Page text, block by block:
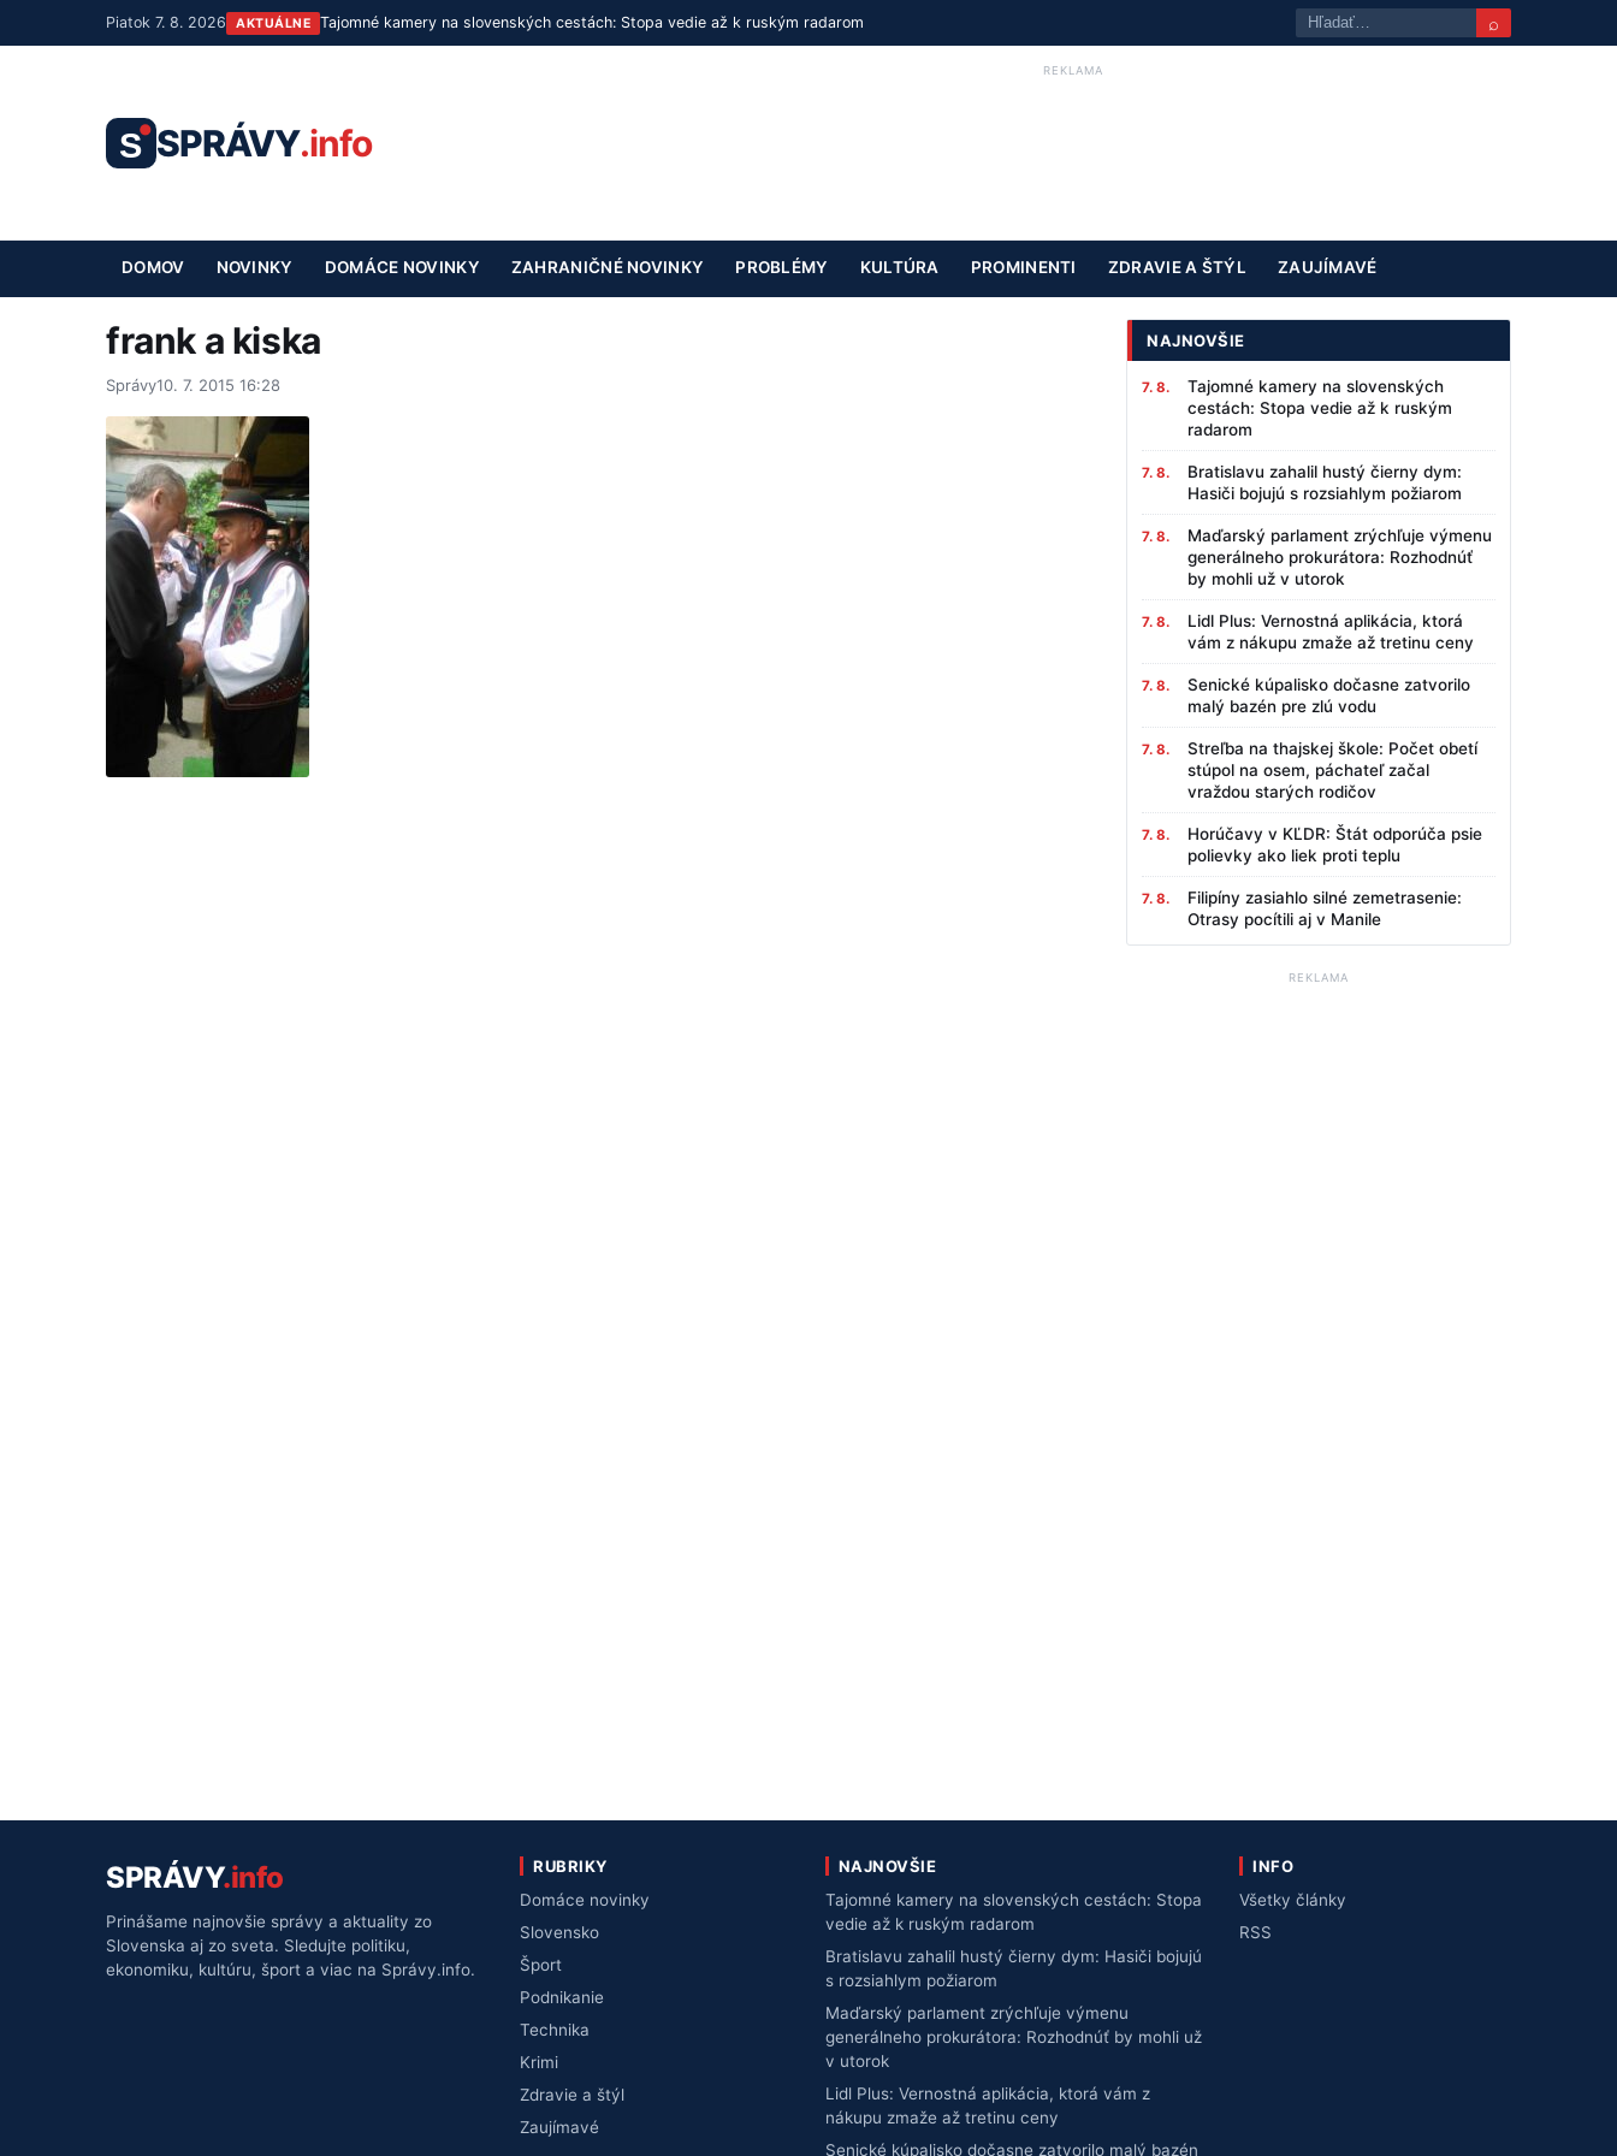
Piatok 7. 8. 2026 AKTUÁLNE Tajomné kamery na slovenských cestách: Stopa vedie až k ruským radarom ⌕
S SPRÁVY.info
REKLAMA
DOMOV NOVINKY DOMÁCE NOVINKY ZAHRANIČNÉ NOVINKY PROBLÉMY KULTÚRA PROMINENTI ZDRAVIE A ŠTÝL ZAUJÍMAVÉ
frank a kiska
Správy10. 7. 2015 16:28
NAJNOVŠIE
7. 8.
Tajomné kamery na slovenských
cestách: Stopa vedie až k ruským
radarom
7. 8.
Bratislavu zahalil hustý čierny dym:
Hasiči bojujú s rozsiahlym požiarom
7. 8.
Maďarský parlament zrýchľuje výmenu
generálneho prokurátora: Rozhodnúť
by mohli už v utorok
7. 8.
Lidl Plus: Vernostná aplikácia, ktorá
vám z nákupu zmaže až tretinu ceny
7. 8.
Senické kúpalisko dočasne zatvorilo
malý bazén pre zlú vodu
7. 8.
Streľba na thajskej škole: Počet obetí
stúpol na osem, páchateľ začal
vraždou starých rodičov
7. 8.
Horúčavy v KĽDR: Štát odporúča psie
polievky ako liek proti teplu
7. 8.
Filipíny zasiahlo silné zemetrasenie:
Otrasy pocítili aj v Manile
REKLAMA
SPRÁVY.info
Prinášame najnovšie správy a aktuality zo
Slovenska aj zo sveta. Sledujte politiku,
ekonomiku, kultúru, šport a viac na Správy.info.
RUBRIKY
Domáce novinky
Slovensko
Šport
Podnikanie
Technika
Krimi
Zdravie a štýl
Zaujímavé
NAJNOVŠIE
Tajomné kamery na slovenských cestách: Stopa
vedie až k ruským radarom
Bratislavu zahalil hustý čierny dym: Hasiči bojujú
s rozsiahlym požiarom
Maďarský parlament zrýchľuje výmenu
generálneho prokurátora: Rozhodnúť by mohli už
v utorok
Lidl Plus: Vernostná aplikácia, ktorá vám z
nákupu zmaže až tretinu ceny
Senické kúpalisko dočasne zatvorilo malý bazén
INFO
Všetky články
RSS